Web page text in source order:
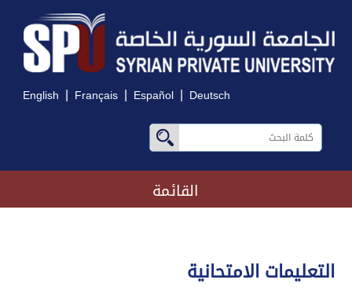
English | Français | Español | Deutsch
القائمة
التعليمات الامتحانية